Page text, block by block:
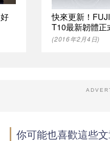
快來更新！
T10最新韌體正
(2016年2月4日)
你可能也喜歡這些